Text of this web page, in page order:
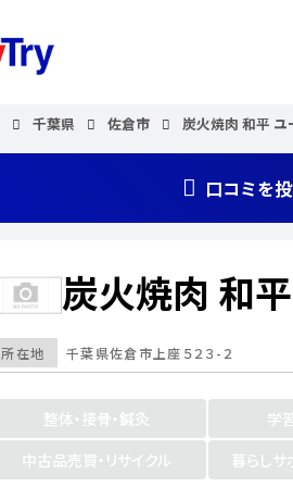
千葉県 佐倉市 炭火焼肉 和平
口コミを
炭火焼肉 和
所在地 千葉県佐倉市 上座５２３-２
整体・接骨・鍼灸
学
中古品売買・リサイクル
暮らしサ